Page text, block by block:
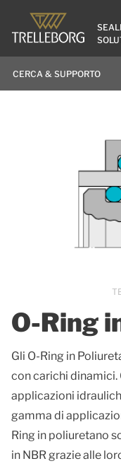
O-Ring
Gli O-Ring in
con carichi dinamici.
applicazioni
gamma di
Ring in poliuretano
in NBR grazie alle